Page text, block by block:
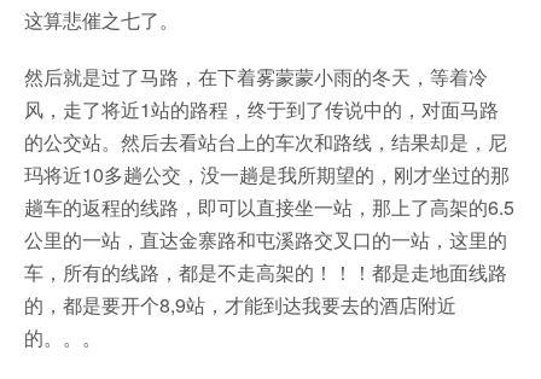
这算悲催之七了。
然后就是过了马路，在下着雾蒙蒙小雨的冬天，等着冷
风，走了将近1站的路程，终于到了传说中的，对面马路
的公交站。然后去看站台上的车次和路线，结果却是，尼
玛将近10多趟公交，没一趟是我所期望的，刚才坐过的那
趟车的返程的线路，即可以直接坐一站，那上了高架的6.5
公里的一站，直达金寨路和屯溪路交叉口的一站，这里的
车，所有的线路，都是不走高架的！！！都是走地面线路
的，都是要开个8,9站，才能到达我要去的酒店附近
的。。。